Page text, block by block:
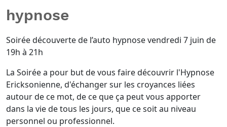
NEWSLETTER
CONTACT
DEVENIR PARTENAIRE
CONNEXION
hypnose
Soirée découverte de l’auto hypnose vendredi 7 juin de
19h à 21h
La Soirée a pour but de vous faire découvrir l'Hypnose
Ericksonienne, d'échanger sur les croyances liées
autour de ce mot, de ce que ça peut vous apporter
dans la vie de tous les jours, que ce soit au niveau
personnel ou professionnel.